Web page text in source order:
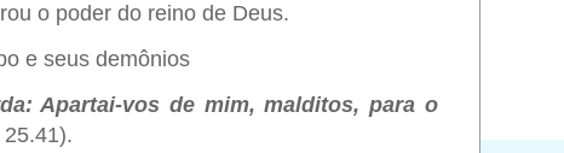
o poder do reino de Deus.
e seus demônios
Apartai-vos de mim, malditos, para o
25.41).